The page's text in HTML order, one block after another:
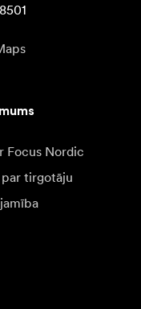
Focus Nordic
tirgotāju